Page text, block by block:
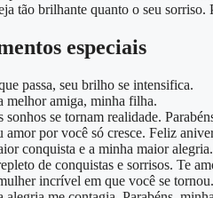
tão brilhante quanto o seu sorriso.
especiais
passa, seu brilho se intensifica.
melhor amiga, minha filha.
sonhos se tornam realidade.
amor por você só cresce. Feliz
conquista e a minha maior alegria.
de conquistas e sorrisos. Te
incrível em que você se tornou.